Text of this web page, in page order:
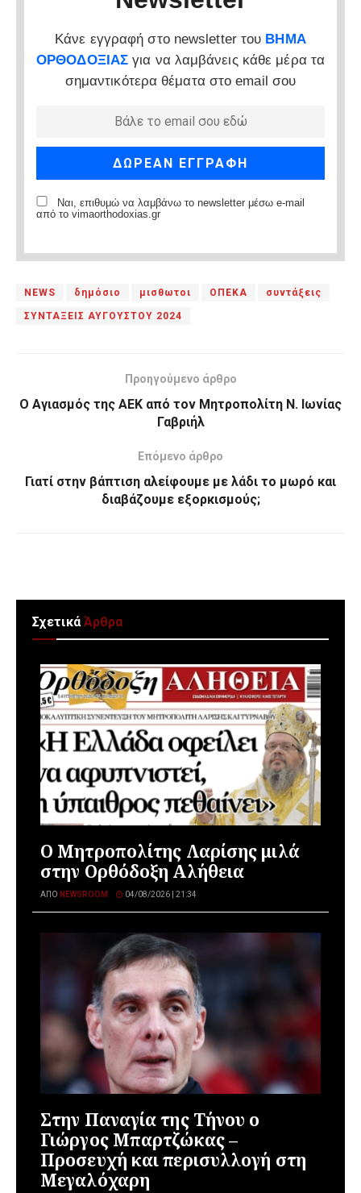
Κάνε εγγραφή στο newsletter του ΒΗΜΑ
ΟΡΘΟΔΟΞΙΑΣ για να λαμβάνεις κάθε μέρα τα
σημαντικότερα θέματα στο email σου
Ναι, επιθυμώ να λαμβάνω το newsletter μέσω e-mail
από το vimaorthodoxias.gr
NEWS δημόσιο μισθωτοι ΟΠΕΚΑ συντάξεις
ΣΥΝΤΑΞΕΙΣ ΑΥΓΟΥΣΤΟΥ 2024
Προηγούμενο άρθρο
Ο Αγιασμός της ΑΕΚ από τον Μητροπολίτη Ν. Ιωνίας
Γαβριήλ
Επόμενο άρθρο
Γιατί στην βάπτιση αλείφουμε με λάδι το μωρό και
διαβάζουμε εξορκισμούς;
ΣχετικάΆρθρα
Ο Μητροπολίτης Λαρίσης μιλά
στην Ορθόδοξη Αλήθεια
ΑΠΌ NEWSROOM 04/08/2026 | 21:34
Στην Παναγία της Τήνου ο
Γιώργος Μπαρτζώκας –
Προσευχή και περισυλλογή στη
Μεγαλόχαρη